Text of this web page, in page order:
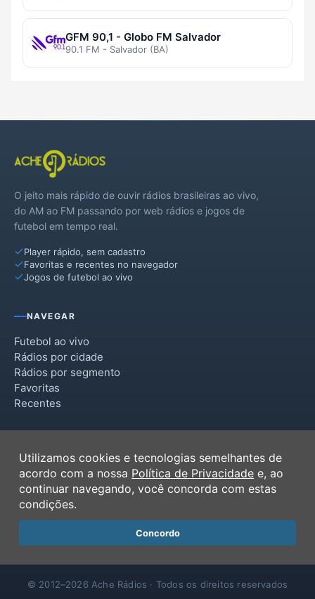
GFM 90,1 - Globo FM Salvador
90.1 FM - Salvador (BA)
O jeito mais rápido de ouvir rádios brasileiras ao vivo,
do AM ao FM passando por web rádios e jogos de
futebol em tempo real.
Player rápido, sem cadastro
Favoritas e recentes no navegador
Jogos de futebol ao vivo
NAVEGAR
Futebol ao vivo
Rádios por cidade
Rádios por segmento
Favoritas
Recentes
Termos de Uso
Política de Privacidade
Ferramentas
Contato
© 2012–2026 Ache Rádios · Todos os direitos reservados
Utilizamos cookies e tecnologias semelhantes de
acordo com a nossa Política de Privacidade e, ao
continuar navegando, você concorda com estas
condições.
Concordo